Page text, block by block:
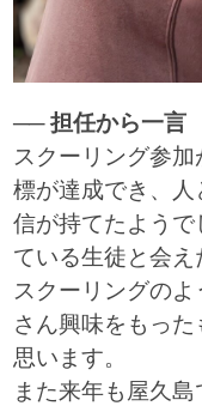
── 担任から一言
スクーリング参加
標が達成でき、人
信が持てたようで
ている生徒と会え
スクーリングのよ
さん興味をもっ
思います。
また来年も屋久島